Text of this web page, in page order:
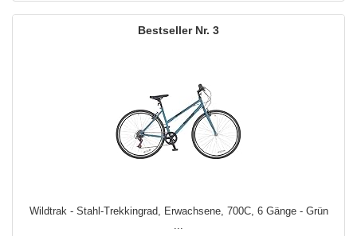
3
Wildtrak - Stahl-Trekkingrad, Erwachsene, 700C, 6 Gänge - Grün
...